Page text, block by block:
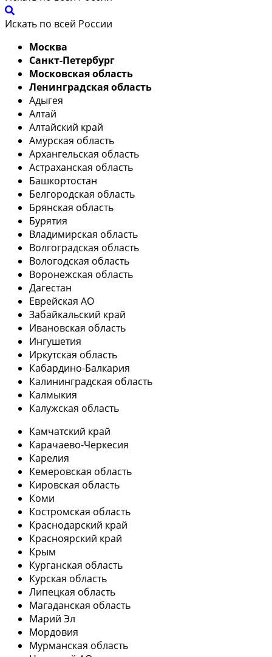
Искать по всей России
Москва
Санкт-Петербург
Московская область
Ленинградская область
Адыгея
Алтай
Алтайский край
Амурская область
Архангельская область
Астраханская область
Башкортостан
Белгородская область
Брянская область
Бурятия
Владимирская область
Волгоградская область
Вологодская область
Воронежская область
Дагестан
Еврейская АО
Забайкальский край
Ивановская область
Ингушетия
Иркутская область
Кабардино-Балкария
Калининградская область
Калмыкия
Калужская область
Камчатский край
Карачаево-Черкесия
Карелия
Кемеровская область
Кировская область
Коми
Костромская область
Краснодарский край
Красноярский край
Крым
Курганская область
Курская область
Липецкая область
Магаданская область
Марий Эл
Мордовия
Мурманская область